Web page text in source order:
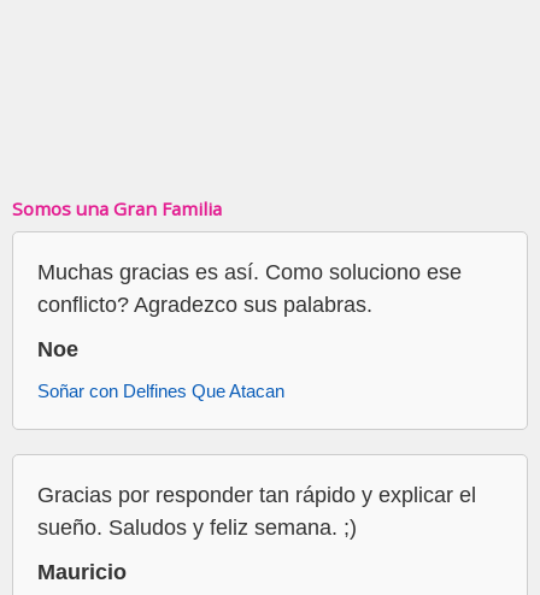
Somos una Gran Familia
Muchas gracias es así. Como soluciono ese
conflicto? Agradezco sus palabras.
Noe
Soñar con Delfines Que Atacan
Gracias por responder tan rápido y explicar el
sueño. Saludos y feliz semana. ;)
Mauricio